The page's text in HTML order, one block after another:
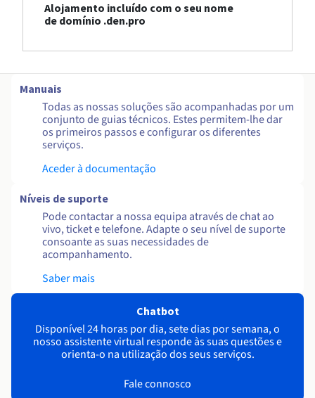
Alojamento incluído com o seu nome
de domínio .den.pro
Manuais
Todas as nossas soluções são acompanhadas por um
conjunto de guias técnicos. Estes permitem-lhe dar
os primeiros passos e configurar os diferentes
serviços.
Aceder à documentação
Níveis de suporte
Pode contactar a nossa equipa através de chat ao
vivo, ticket e telefone. Adapte o seu nível de suporte
consoante as suas necessidades de
acompanhamento.
Saber mais
Chatbot
Disponível 24 horas por dia, sete dias por semana, o
nosso assistente virtual responde às suas questões e
orienta-o na utilização dos seus serviços.
Fale connosco